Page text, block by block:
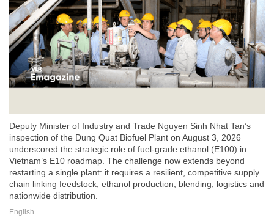
Deputy Minister of Industry and Trade Nguyen Sinh Nhat Tan’s
inspection of the Dung Quat Biofuel Plant on August 3, 2026
underscored the strategic role of fuel-grade ethanol (E100) in
Vietnam’s E10 roadmap. The challenge now extends beyond
restarting a single plant: it requires a resilient, competitive supply
chain linking feedstock, ethanol production, blending, logistics and
nationwide distribution.
English